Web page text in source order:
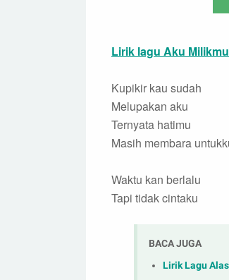
Lirik lagu Aku
Kupikir kau sudah
Melupakan aku
Ternyata hatimu
Masih membara
Waktu kan berlalu
Tapi tidak cintaku
BACA JUGA
Lirik Lagu